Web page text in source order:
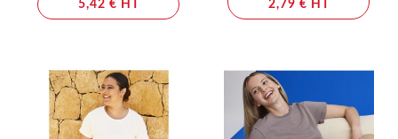
5,42 € HT 2,79 € HT